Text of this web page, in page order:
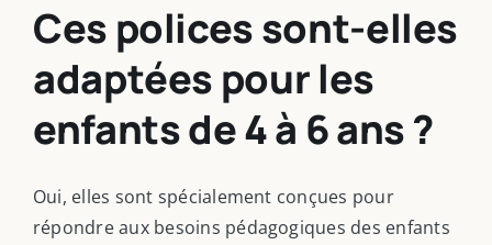
Ces polices sont-elles
adaptées pour les
enfants de 4 à 6 ans ?
Oui, elles sont spécialement conçues pour
répondre aux besoins pédagogiques des enfants